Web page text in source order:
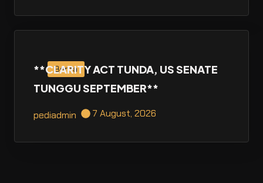
Berita
**CLARITY ACT TUNDA, US SENATE
TUNGGU SEPTEMBER**
pediadmin 7 August, 2026